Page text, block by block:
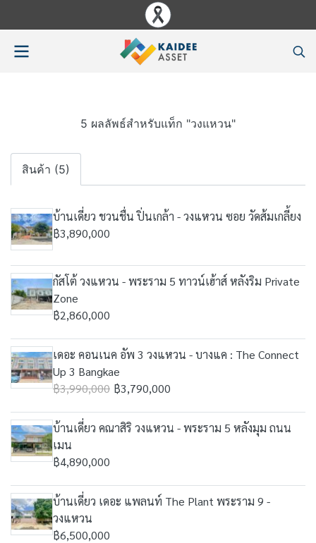
5 ผลลัพธ์สำหรับแท็ก "วงแหวน"
สินค้า (5)
บ้านเดี่ยว ชวนชื่น ปิ่นเกล้า - วงแหวน ซอย วัดส้มเกลี้ยง
฿3,890,000
กัสโต้ วงแหวน - พระราม 5 ทาวน์เฮ้าส์ หลังริม Private
Zone
฿2,860,000
เดอะ คอนเนค อัพ 3 วงแหวน - บางแค : The Connect
Up 3 Bangkae
฿3,990,000 ฿3,790,000
บ้านเดี่ยว คณาสิริ วงแหวน - พระราม 5 หลังมุม ถนน
เมน
฿4,890,000
บ้านเดี่ยว เดอะ แพลนท์ The Plant พระราม 9 -
วงแหวน
฿6,500,000